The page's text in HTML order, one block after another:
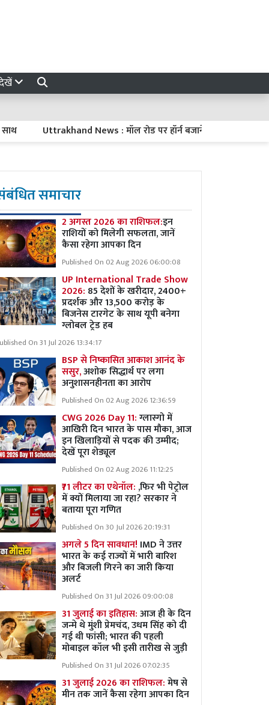
Uttrakhand News : मॉल रोड पर हॉर्न बजाने वालों की खैर नहीं,
समाचार
2 अगस्त 2026 का राशिफल:इन
राशियों को मिलेगी सफलता, जानें
कैसा रहेगा आपका दिन
Published On 02 Aug 2026 06:00:08
UP International Trade Show
2026: 85 देशों के खरीदार, 2400+
प्रदर्शक और 13,500 करोड़ के
बिजनेस टारगेट के साथ यूपी बनेगा
ग्लोबल ट्रेड हब
On 31 Jul 2026 13:34:17
BSP से निष्कासित आकाश आनंद के
ससुर,अशोक सिद्धार्थ पर लगा
अनुशासनहीनता का आरोप
Published On 02 Aug 2026 12:36:59
CWG 2026 Day 11:ग्लास्गो में
आखिरी दिन भारत के पास मौका, आज
इन खिलाड़ियों से पदक की उम्मीद;
देखें पूरा शेड्यूल
Published On 02 Aug 2026 11:12:25
₹71 लीटर का एथेनॉल: ,फिर भी पेट्रोल
में क्यों मिलाया जा रहा? सरकार ने
बताया पूरा गणित
Published On 30 Jul 2026 20:19:31
अगले 5 दिन सावधान! IMD ने उत्तर
भारत के कई राज्यों में भारी बारिश
और बिजली गिरने का जारी किया
अलर्ट
Published On 31 Jul 2026 09:00:08
31 जुलाई का इतिहास:आज ही के दिन
जन्मे थे मुंशी प्रेमचंद, उधम सिंह को दी
गई थी फांसी; भारत की पहली
मोबाइल कॉल भी इसी तारीख से जुड़ी
Published On 31 Jul 2026 07:02:35
31 जुलाई 2026 का राशिफल:मेष से
मीन तक जानें कैसा रहेगा आपका दिन